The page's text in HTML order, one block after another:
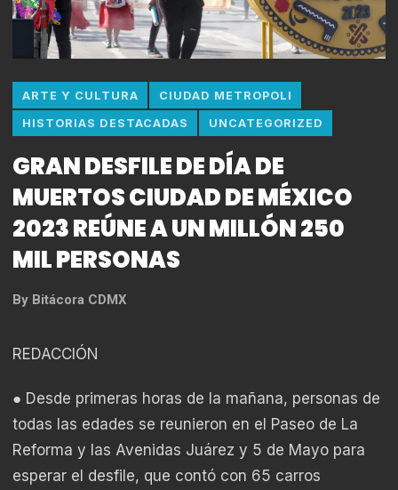
ARTE Y CULTURA CIUDAD METROPOLI
HISTORIAS DESTACADAS UNCATEGORIZED
GRAN DESFILE DE DÍA DE
MUERTOS CIUDAD DE MÉXICO
2023 REÚNE A UN MILLÓN 250
MIL PERSONAS
By Bitácora CDMX
REDACCIÓN
● Desde primeras horas de la mañana, personas de
todas las edades se reunieron en el Paseo de La
Reforma y las Avenidas Juárez y 5 de Mayo para
esperar el desfile, que contó con 65 carros